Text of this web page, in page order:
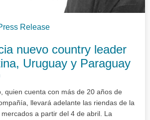
Release
nuevo country leader
Uruguay y Paraguay
quien cuenta con más de 20 años de
llevará adelante las riendas de la
a partir del 4 de abril. La